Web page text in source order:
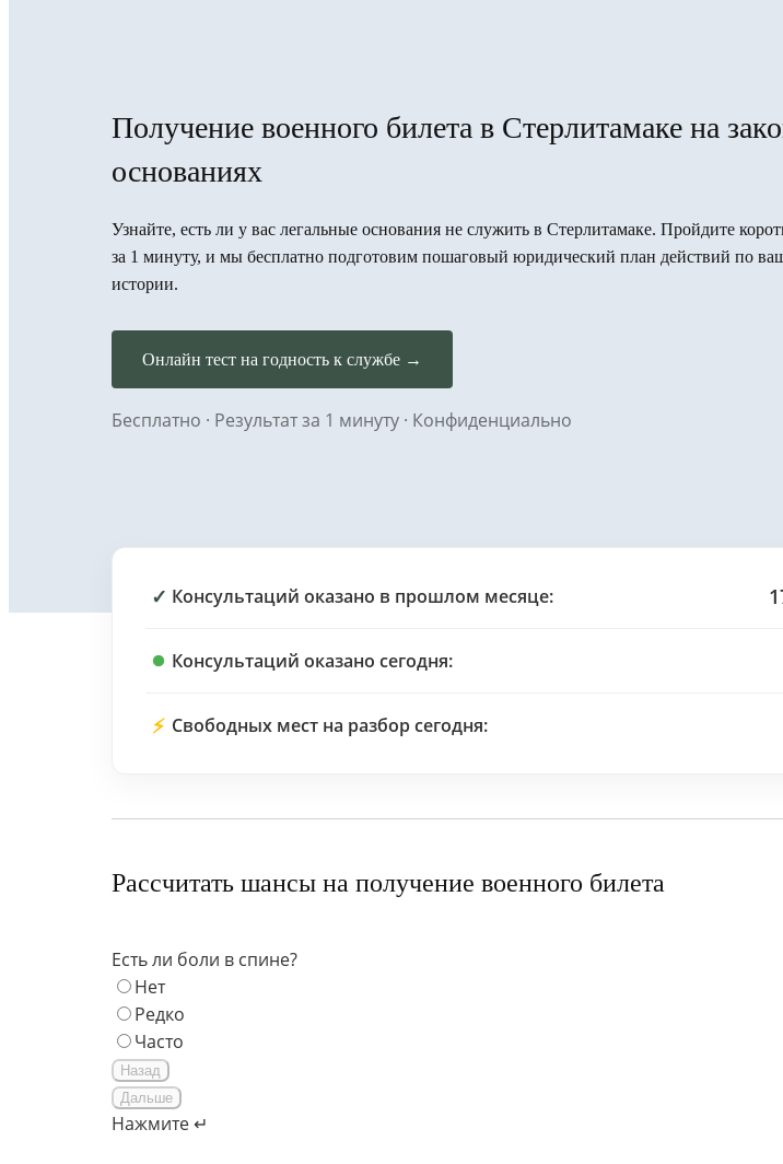
Получение военного билета в Стерлитамаке на
основаниях
Узнайте, есть ли у вас легальные основания не служить в Стерлитамаке. Пройдите
за 1 минуту, и мы бесплатно подготовим пошаговый юридический план действий по
истории.
Онлайн тест на годность к службе →
Бесплатно · Результат за 1 минуту · Конфиденциально
✓ Консультаций оказано в прошлом месяце:
Консультаций оказано сегодня:
⚡ Свободных мест на разбор сегодня:
Рассчитать шансы на получение военного билета
Есть ли боли в спине?
Нет
Редко
Часто
Назад
Дальше
Нажмите ↵